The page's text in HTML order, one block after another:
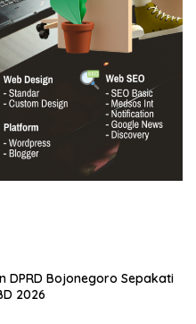
DPRD Bojonegoro Sepakati
2026